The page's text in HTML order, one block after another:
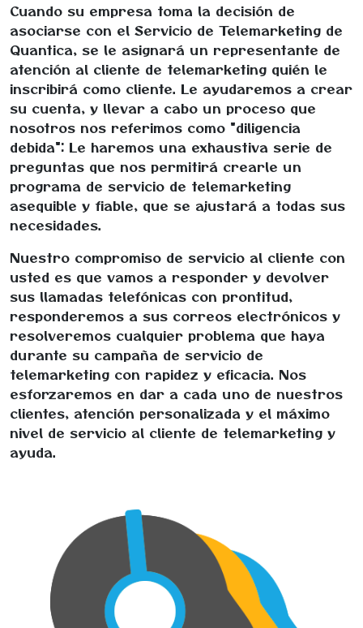
Cuando su empresa toma la decisión de
asociarse con el Servicio de Telemarketing de
Quantica, se le asignará un representante de
atención al cliente de telemarketing quién le
inscribirá como cliente. Le ayudaremos a crear
su cuenta, y llevar a cabo un proceso que
nosotros nos referimos como "diligencia
debida": Le haremos una exhaustiva serie de
preguntas que nos permitirá crearle un
programa de servicio de telemarketing
asequible y fiable, que se ajustará a todas sus
necesidades.
Nuestro compromiso de servicio al cliente con
usted es que vamos a responder y devolver
sus llamadas telefónicas con prontitud,
responderemos a sus correos electrónicos y
resolveremos cualquier problema que haya
durante su campaña de servicio de
telemarketing con rapidez y eficacia. Nos
esforzaremos en dar a cada uno de nuestros
clientes, atención personalizada y el máximo
nivel de servicio al cliente de telemarketing y
ayuda.